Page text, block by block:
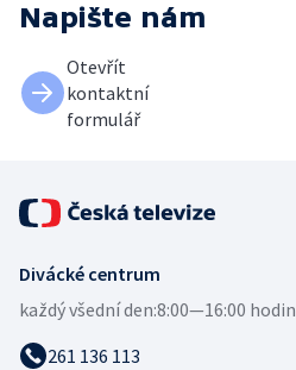
Napište nám
Otevřít
kontaktní
formulář
Divácké centrum
každý všední den:8:00—16:00 hodin
261 136 113